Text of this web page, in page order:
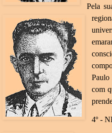
Pela
Paulo
com
4º -